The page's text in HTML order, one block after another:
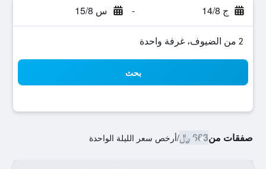
ج 14/8 - س 15/8
2 من الضيوف، غرفة واحدة
بحث
صفقات من663 ﷼ /أرخص سعر الليلة الواحدة